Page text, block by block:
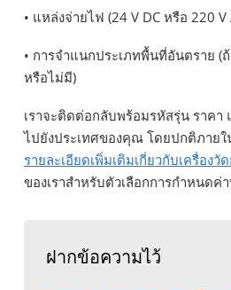
• แหล่งจ่ายไฟ (24 V DC หรือ 220 V
• การจำแนกประเภทพื้นที่อันตราย (ถ้
หรือไม่มี)
เราจะติดต่อกลับพร้อมรหัสรุ่น ราคา
ไปยังประเทศของคุณ โดยปกติภาย
รายละเอียดเพิ่มเติมเกี่ยวกับเครื่องวั
ของเราสำหรับตัวเลือกการกำหนดค่
ฝากข้อความไว้